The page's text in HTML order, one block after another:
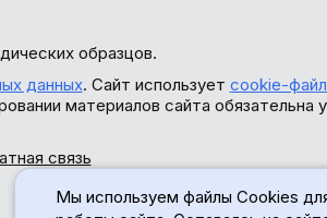
образцов.
данных. Сайт использует cookie-
материалов сайта обязательна
связь
Мы используем файлы Cookies